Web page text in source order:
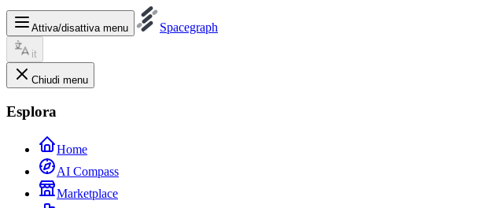
Attiva/disattiva menu Spacegraph
it
Chiudi menu
Esplora
Home
AI Compass
Marketplace